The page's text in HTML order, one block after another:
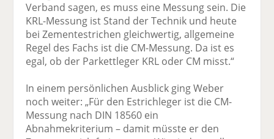
Verband sagen, es muss eine Messung sein. Die
KRL-Messung ist Stand der Technik und heute
bei Zementestrichen gleichwertig, allgemeine
Regel des Fachs ist die CM-Messung. Da ist es
egal, ob der Parkettleger KRL oder CM misst.“
In einem persönlichen Ausblick ging Weber
noch weiter: „Für den Estrichleger ist die CM-
Messung nach DIN 18560 ein
Abnahmekriterium – damit müsste er den